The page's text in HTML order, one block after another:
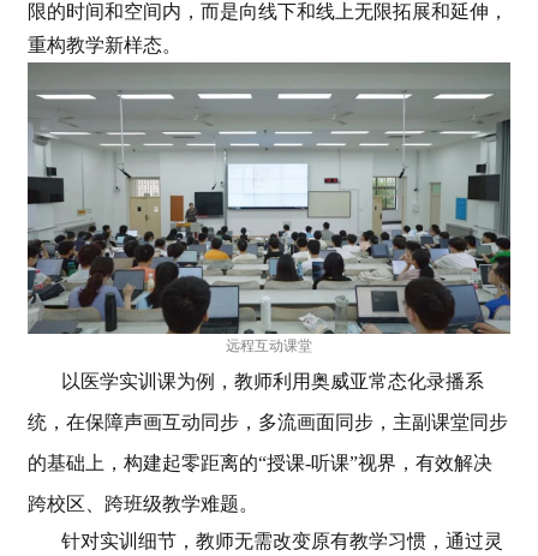
限的时间和空间内，而是向线下和线上无限拓展和延伸，
重构教学新样态。
远程互动课堂
以医学实训课为例，教师利用奥威亚常态化录播系
统，在保障声画互动同步，多流画面同步，主副课堂同步
的基础上，构建起零距离的“授课-听课”视界，有效解决
跨校区、跨班级教学难题。
针对实训细节，教师无需改变原有教学习惯，通过灵